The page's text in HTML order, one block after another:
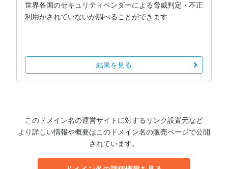
世界各国のセキュリティベンダーによる脅威判定・不正
利用がされていないか調べることができます
結果を見る
このドメイン名の運営サイトに対するリンク設置元など
より詳しい情報や概要はこのドメイン名の販売ページで公開
されています。